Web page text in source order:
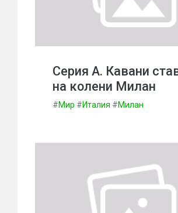
Серия А. Кавани
на колени Милан
#Мир #Италия #Милан